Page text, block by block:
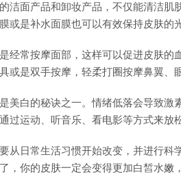
洁面产品和卸妆产品，不仅能清洁
或是补水面膜也可以有效保持皮肤的
经常按摩面部，这样可以促进皮肤
或是双手按摩，轻柔打圈按摩鼻翼、
美白的秘诀之一。情绪低落会导致
过运动、听音乐、看电影等方式来放
从日常生活习惯开始改变，并进行
，你的皮肤一定会变得更加白皙水嫩